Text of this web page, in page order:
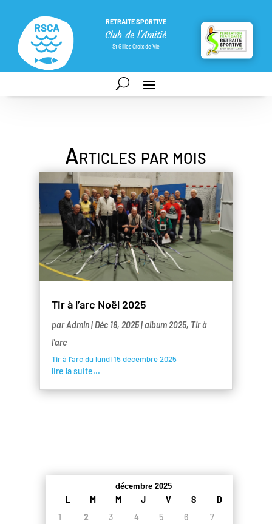
RETRAITE SPORTIVE
Club de l'Amitié
St Gilles Croix de Vie
Articles par mois
Tir à l’arc Noël 2025
parAdmin| Déc 18, 2025|album 2025, Tir à
l'arc
Tir à l’arc du lundi 15 décembre 2025
lire la suite...
décembre 2025
L M M J V S
D
1
2 3 4 5 6
7